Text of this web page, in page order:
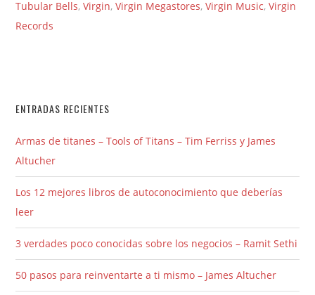
Tubular Bells,Virgin,Virgin Megastores,Virgin Music,Virgin
Records
ENTRADAS RECIENTES
Armas de titanes – Tools of Titans – Tim Ferriss y James
Altucher
Los 12 mejores libros de autoconocimiento que deberías
leer
3 verdades poco conocidas sobre los negocios – Ramit Sethi
50 pasos para reinventarte a ti mismo – James Altucher